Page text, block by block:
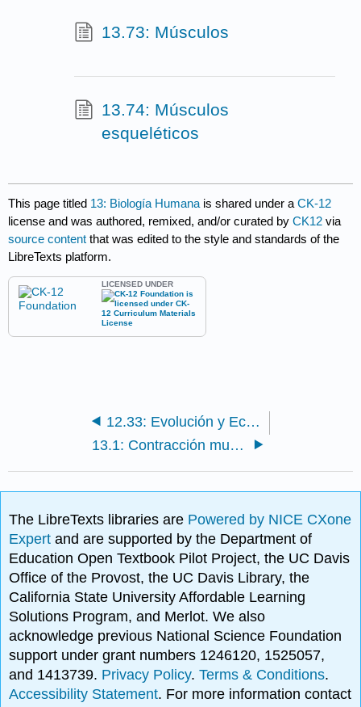
13.73: Músculos
13.74: Músculos
esqueléticos
This page titled 13: Biología Humana is shared under aCK-12
license and was authored, remixed, and/or curated byCK12 via
source content that was edited to the style and standards of the
LibreTexts platform.
LICENSED UNDER
12.33: Evolución y Ecología de Peces
13.1: Contracción muscular
The LibreTexts libraries are Powered by NICE CXone
Expertand are supported by the Department of
Education Open Textbook Pilot Project, the UC Davis
Office of the Provost, the UC Davis Library, the
California State University Affordable Learning
Solutions Program, and Merlot. We also
acknowledge previous National Science Foundation
support under grant numbers 1246120, 1525057,
and 1413739. Privacy Policy.Terms & Conditions.
Accessibility Statement. For more information contact